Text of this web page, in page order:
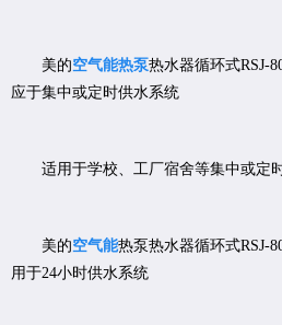
美的空气能热泵热水器循环式RSJ-
应于集中或定时供水系统
适用于学校、工厂宿舍等集中或定
美的空气能热泵热水器循环式RSJ-
用于24小时供水系统